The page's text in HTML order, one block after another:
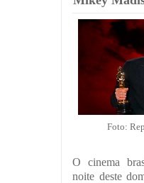
Foto:
O cinema
noite deste